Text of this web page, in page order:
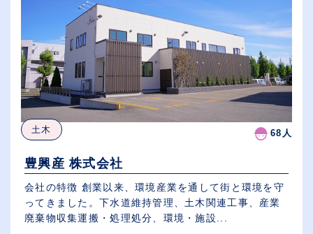
土木 68人
豊興産 株式会社
会社の特徴 創業以来、環境産業を通して街と環境を守
ってきました。下水道維持管理、土木関連工事、産業
廃棄物収集運搬・処理処分、環境・施設...